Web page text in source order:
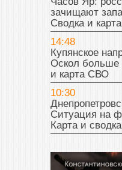
зачищают
Сводка и
14:48
Купянское
Оскол больше
и карта СВО
10:30
Ситуация на
Карта и